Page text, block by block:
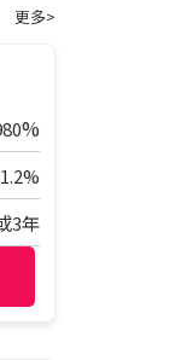
更多>
%
3年